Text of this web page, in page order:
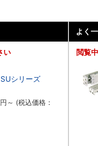
い
シリーズ
円 ～ (税込価格：
よく
閲覧